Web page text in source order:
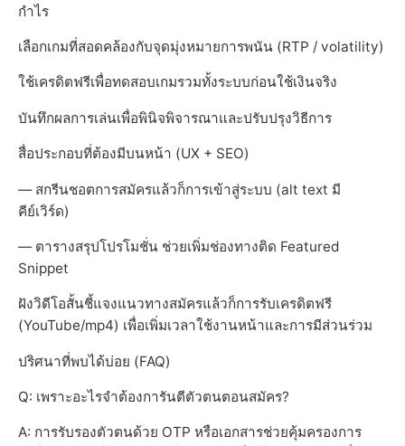
กำไร
เลือกเกมที่สอดคล้องกับจุดมุ่งหมายการพนัน (RTP / volatility)
ใช้เครดิตฟรีเพื่อทดสอบเกมรวมทั้งระบบก่อนใช้เงินจริง
บันทึกผลการเล่นเพื่อพินิจพิจารณาและปรับปรุงวิธีการ
สื่อประกอบที่ต้องมีบนหน้า (UX + SEO)
— สกรีนชอตการสมัครแล้วก็การเข้าสู่ระบบ (alt text มี
คีย์เวิร์ด)
— ตารางสรุปโปรโมชั่น ช่วยเพิ่มช่องทางติด Featured
Snippet
ฝังวิดีโอสั้นชี้แจงแนวทางสมัครแล้วก็การรับเครดิตฟรี
(YouTube/mp4) เพื่อเพิ่มเวลาใช้งานหน้าและการมีส่วนร่วม
ปริศนาที่พบได้บ่อย (FAQ)
Q: เพราะอะไรจำต้องการันตีตัวตนตอนสมัคร?
A: การรับรองตัวตนด้วย OTP หรือเอกสารช่วยคุ้มครองการ